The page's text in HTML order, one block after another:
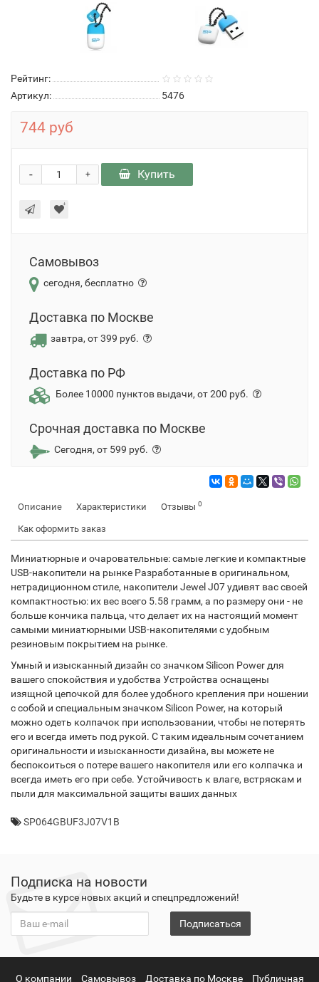
Рейтинг:
Артикул:
5476
744 руб
+
- Купить
Самовывоз
сегодня, бесплатно
Доставка по Москве
завтра, от 399 руб.
Доставка по РФ
Более 10000 пунктов выдачи, от 200 руб.
Срочная доставка по Москве
Сегодня, от 599 руб.
Описание Характеристики Отзывы 0
Как оформить заказ
Миниатюрные и очаровательные: самые легкие и компактные
USB-накопители на рынке Разработанные в оригинальном,
нетрадиционном стиле, накопители Jewel J07 удивят вас своей
компактностью: их вес всего 5.58 грамм, а по размеру они - не
больше кончика пальца, что делает их на настоящий момент
самыми миниатюрными USB-накопителями с удобным
резиновым покрытием на рынке.
Умный и изысканный дизайн со значком Silicon Power для
вашего спокойствия и удобства Устройства оснащены
изящной цепочкой для более удобного крепления при ношении
с собой и специальным значком Silicon Power, на который
можно одеть колпачок при использовании, чтобы не потерять
его и всегда иметь под рукой. С таким идеальным сочетанием
оригинальности и изысканности дизайна, вы можете не
беспокоиться о потере вашего накопителя или его колпачка и
всегда иметь его при себе. Устойчивость к влаге, встряскам и
пыли для максимальной защиты ваших данных
SP064GBUF3J07V1B
Подписка на новости
Будьте в курсе новых акций и спецпредложений!
Подписаться
О компании Самовывоз Доставка по Москве Публичная